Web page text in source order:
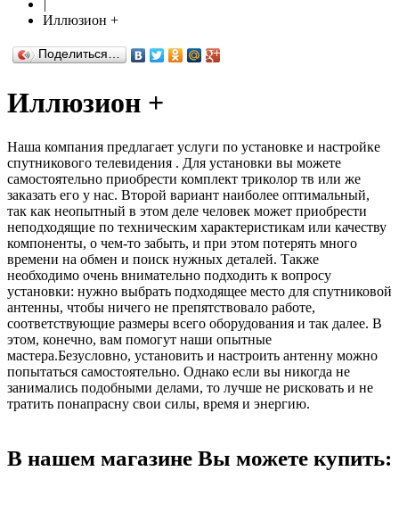
|
Иллюзион +
Поделиться…
Иллюзион +
Наша компания предлагает услуги по установке и настройке
спутникового телевидения . Для установки вы можете
самостоятельно приобрести комплект триколор тв или же
заказать его у нас. Второй вариант наиболее оптимальный,
так как неопытный в этом деле человек может приобрести
неподходящие по техническим характеристикам или качеству
компоненты, о чем-то забыть, и при этом потерять много
времени на обмен и поиск нужных деталей. Также
необходимо очень внимательно подходить к вопросу
установки: нужно выбрать подходящее место для спутниковой
антенны, чтобы ничего не препятствовало работе,
соответствующие размеры всего оборудования и так далее. В
этом, конечно, вам помогут наши опытные
мастера.Безусловно, установить и настроить антенну можно
попытаться самостоятельно. Однако если вы никогда не
занимались подобными делами, то лучше не рисковать и не
тратить понапрасну свои силы, время и энергию.
В нашем магазине Вы можете купить: